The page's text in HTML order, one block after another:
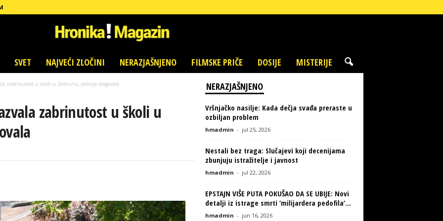
SVET NAJVEĆI ZLOČINI NERAZJAŠNJENO FILMSKE PRIČE DOSIJE MISTERIJE
zabrinutost u školi u Zemunu, policija reagovala
zabrinutost u školi u
NERAZJAŠNJENO
Vršnjačko nasilje: Kada dečja svađa preraste u
ozbiljan problem
hmadmin - jul 25, 2026
Nestali bez traga: Slučajevi koji decenijama
zbunjuju istražitelje i javnost
hmadmin - jul 22, 2026
EPSTAJN VIŠE PUTA POKUŠAO DA SE UBIJE: Novi
detalji iz istrage smrti ‘milijardera pedofila’...
hmadmin - jun 16, 2026